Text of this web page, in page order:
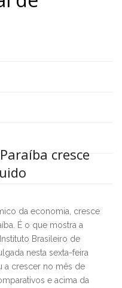
cresce
da economia, cresce
É o que mostra a
Brasileiro de
nesta sexta-feira
a crescer no mês de
e acima da